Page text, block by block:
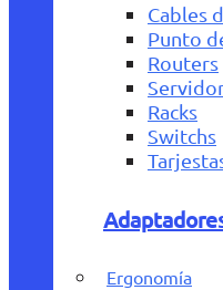
Cables
Punto
Routers
Racks
Switchs
Ergonomía